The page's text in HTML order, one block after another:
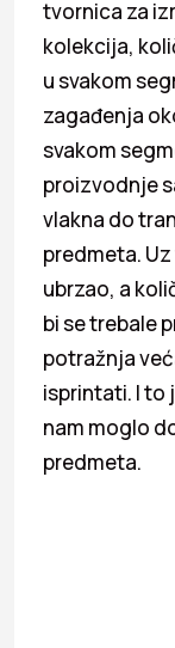
tvornica za
kolekcija,
u svakom
zagađenja
svakom
proizvodnje
vlakna do
predmeta.
ubrzao, a
bi se trebale
potražnja
isprintati. I to
nam moglo
predmeta.